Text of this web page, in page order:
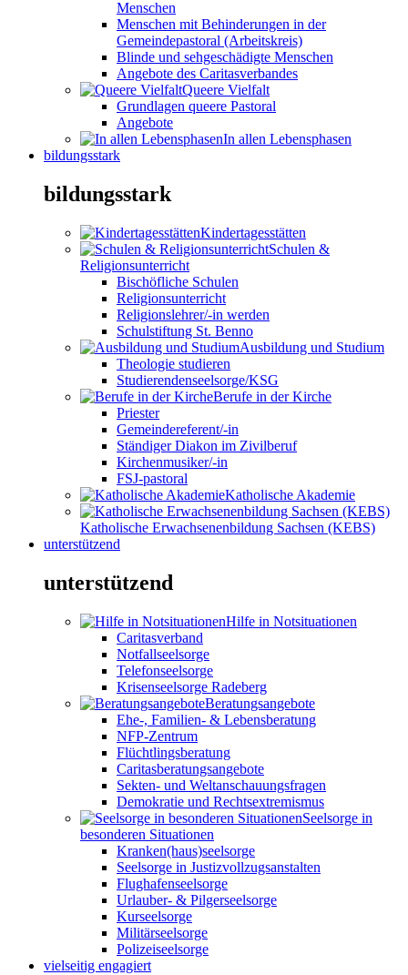
Menschen
Menschen mit Behinderungen in der
Gemeindepastoral (Arbeitskreis)
Blinde und sehgeschädigte Menschen
Angebote des Caritasverbandes
Queere Vielfalt
Grundlagen queere Pastoral
Angebote
In allen Lebensphasen
bildungsstark
bildungsstark
Kindertagesstätten
Schulen &
Religionsunterricht
Bischöfliche Schulen
Religionsunterricht
Religionslehrer/-in werden
Schulstiftung St. Benno
Ausbildung und Studium
Theologie studieren
Studierendenseelsorge/KSG
Berufe in der Kirche
Priester
Gemeindereferent/-in
Ständiger Diakon im Zivilberuf
Kirchenmusiker/-in
FSJ-pastoral
Katholische Akademie
Katholische Erwachsenenbildung Sachsen (KEBS)
unterstützend
unterstützend
Hilfe in Notsituationen
Caritasverband
Notfallseelsorge
Telefonseelsorge
Krisenseelsorge Radeberg
Beratungsangebote
Ehe-, Familien- & Lebensberatung
NFP-Zentrum
Flüchtlingsberatung
Caritasberatungsangebote
Sekten- und Weltanschauungsfragen
Demokratie und Rechtsextremismus
Seelsorge in
besonderen Situationen
Kranken(haus)seelsorge
Seelsorge in Justizvollzugsanstalten
Flughafenseelsorge
Urlauber- & Pilgerseelsorge
Kurseelsorge
Militärseelsorge
Polizeiseelsorge
vielseitig engagiert